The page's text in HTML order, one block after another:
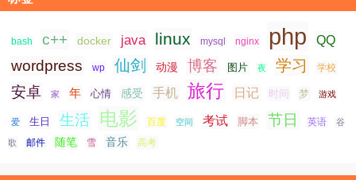
bash c++ docker java linux mysql nginx php QQ
wordpress wp 仙剑 动漫 博客 图片 夜 学习 学校
安卓 家 年 心情 感受 手机 旅行 日记 时间 梦 游戏
爱 生日 生活 电影 百度 空间 考试 脚本 节日 英语 谷
歌 邮件 随笔 雪 音乐 高考